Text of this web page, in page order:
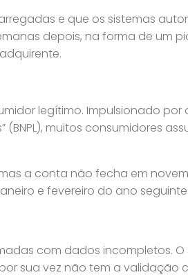
e que os sistemas
depois, na forma de um
legítimo. Impulsionado por
muitos consumidores
a conta não fecha em
e fevereiro do ano seguinte.
com dados incompletos.
sua vez não tem a